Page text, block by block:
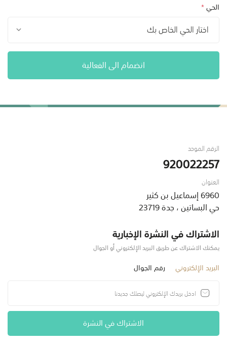
الحي*
اختار الحي الخاص بك
انضمام الى الفعالية
الرقم الموحد
920022257
العنوان
6960 إسماعيل بن كثير
حي البساتين ، جدة 23719
الاشتراك في النشرة الإخبارية
يمكنك الاشتراك عن طريق البريد الإلكتروني أو الجوال
البريد الإلكتروني رقم الجوال
الاشتراك في النشرة